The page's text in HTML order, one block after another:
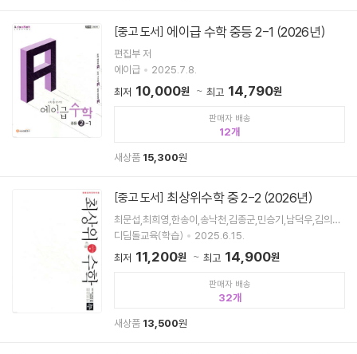
[중고 도서] 에이급 수학 중등 2-1 (2026년)
편집부 저
에이급
2025.7.8.
최저 10,000원 최고 14,790원
판매자 배송
12
새상품 15,300원
[중고 도서] 최상위수학 중 2-2 (2026년)
최문섭,최희영,한송이,송낙천,김종군,민승기,남덕우,김의진
공저
디딤돌교육(학습)
2025.6.15.
최저 11,200원 최고 14,900원
판매자 배송
32
새상품 13,500원